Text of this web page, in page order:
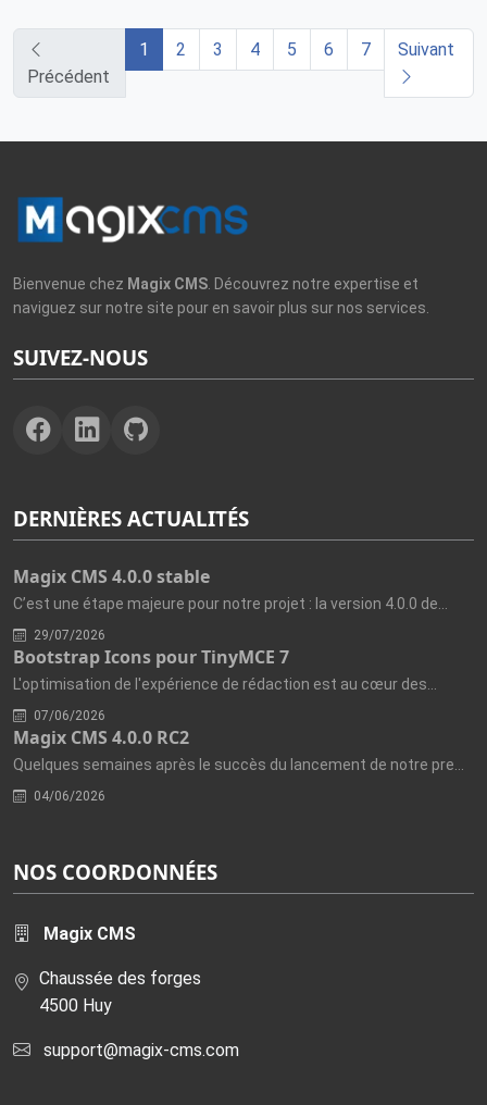
Précédent
1 2 3 4 5 6 7 Suivant
Bienvenue chez Magix CMS . Découvrez notre expertise et
naviguez sur notre site pour en savoir plus sur nos services.
SUIVEZ-NOUS
DERNIÈRES ACTUALITÉS
Magix CMS 4.0.0 stable
C’est une étape majeure pour notre projet : la version 4.0.0 de...
29/07/2026
Bootstrap Icons pour TinyMCE 7
L'optimisation de l'expérience de rédaction est au cœur des...
07/06/2026
Magix CMS 4.0.0 RC2
04/06/2026
NOS COORDONNÉES
Magix CMS
Chaussée des forges
4500 Huy
support@magix-cms.com